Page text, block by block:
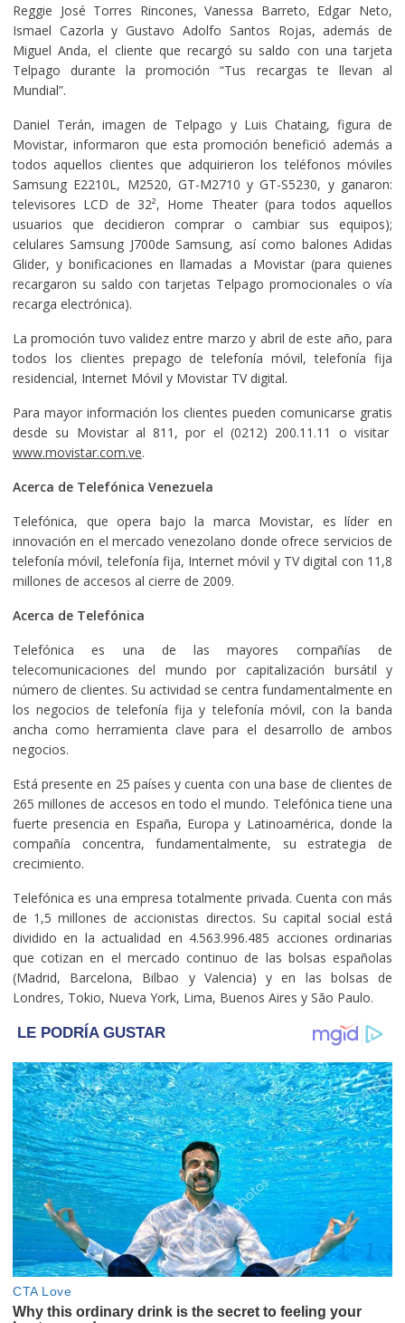
Reggie José Torres Rincones, Vanessa Barreto, Edgar Neto,
Ismael Cazorla y Gustavo Adolfo Santos Rojas, además de
Miguel Anda, el cliente que recargó su saldo con una tarjeta
Telpago durante la promoción “Tus recargas te llevan al
Mundial”.
Daniel Terán, imagen de Telpago y Luis Chataing, figura de
Movistar, informaron que esta promoción benefició además a
todos aquellos clientes que adquirieron los teléfonos móviles
Samsung E2210L, M2520, GT-M2710 y GT-S5230, y ganaron:
televisores LCD de 32², Home Theater (para todos aquellos
usuarios que decidieron comprar o cambiar sus equipos);
celulares Samsung J700de Samsung, así como balones Adidas
Glider, y bonificaciones en llamadas a Movistar (para quienes
recargaron su saldo con tarjetas Telpago promocionales o vía
recarga electrónica).
La promoción tuvo validez entre marzo y abril de este año, para
todos los clientes prepago de telefonía móvil, telefonía fija
residencial, Internet Móvil y Movistar TV digital.
Para mayor información los clientes pueden comunicarse gratis
desde su Movistar al 811, por el (0212) 200.11.11 o visitar
www.movistar.com.ve.
Acerca de Telefónica Venezuela
Telefónica, que opera bajo la marca Movistar, es líder en
innovación en el mercado venezolano donde ofrece servicios de
telefonía móvil, telefonía fija, Internet móvil y TV digital con 11,8
millones de accesos al cierre de 2009.
Acerca de Telefónica
Telefónica es una de las mayores compañías de
telecomunicaciones del mundo por capitalización bursátil y
número de clientes. Su actividad se centra fundamentalmente en
los negocios de telefonía fija y telefonía móvil, con la banda
ancha como herramienta clave para el desarrollo de ambos
negocios.
Está presente en 25 países y cuenta con una base de clientes de
265 millones de accesos en todo el mundo. Telefónica tiene una
fuerte presencia en España, Europa y Latinoamérica, donde la
compañía concentra, fundamentalmente, su estrategia de
crecimiento.
Telefónica es una empresa totalmente privada. Cuenta con más
de 1,5 millones de accionistas directos. Su capital social está
dividido en la actualidad en 4.563.996.485 acciones ordinarias
que cotizan en el mercado continuo de las bolsas españolas
(Madrid, Barcelona, Bilbao y Valencia) y en las bolsas de
Londres, Tokio, Nueva York, Lima, Buenos Aires y São Paulo.